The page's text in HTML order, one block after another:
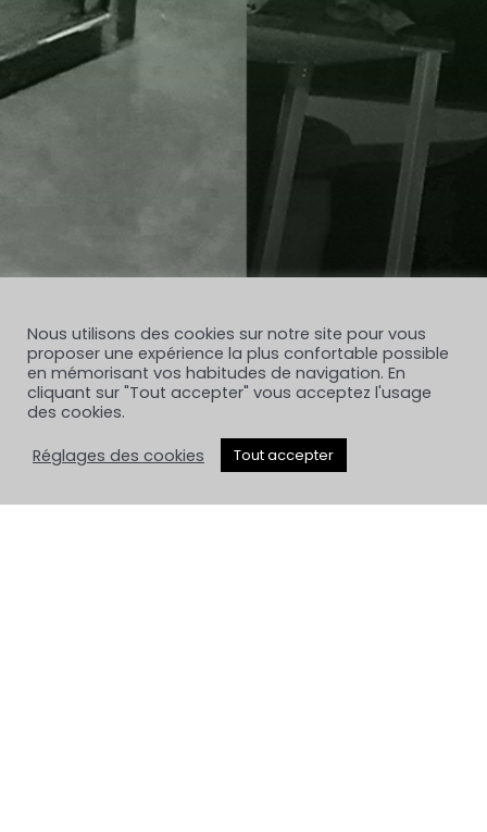
Nous utilisons des cookies sur notre site pour vous
proposer une expérience la plus confortable possible
en mémorisant vos habitudes de navigation. En
cliquant sur "Tout accepter" vous acceptez l'usage
des cookies.
Réglages des cookies
Tout accepter